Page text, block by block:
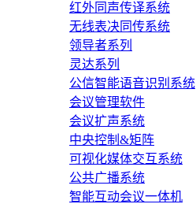
红外同声传译系统
无线表决同传系统
领导者系列
灵达系列
公信智能语音识别系统
会议管理软件
会议扩声系统
中央控制&矩阵
可视化媒体交互系统
公共广播系统
智能互动会议一体机